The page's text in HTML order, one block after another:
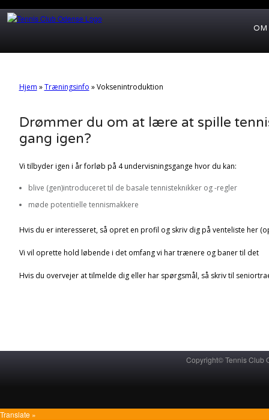
OM
Hjem »Træningsinfo »Voksenintroduktion
Drømmer du om at lære at spille
gang igen?
Vi tilbyder igen i år forløb på 4 undervisningsgange hvor du kan:
blive (gen)introduceret til de basale tennisteknikker og -regler
møde potentielle tennismakkere
Hvis du er interesseret, så opret en profil og skriv dig på venteliste her
Vi vil oprette hold løbende i det omfang vi har trænere og baner til det
Hvis du overvejer at tilmelde dig eller har spørgsmål, så skriv til
Copyright© Tennis Club
Translate »